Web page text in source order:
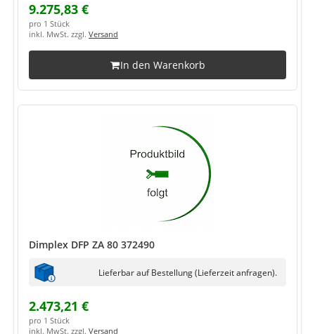
9.275,83 €
pro 1 Stück
inkl. MwSt. zzgl. Versand
In den Warenkorb
Dimplex DFP ZA 80 372490
Lieferbar auf Bestellung (Lieferzeit anfragen).
2.473,21 €
pro 1 Stück
inkl. MwSt. zzgl. Versand